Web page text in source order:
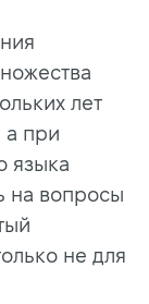
лет
а при
языка
на вопросы
не для